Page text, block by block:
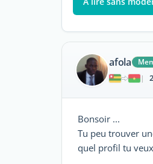
afola
|
2
Bonsoir ...
Tu peu trouver
quel profil tu